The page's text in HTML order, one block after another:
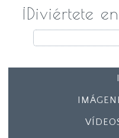
¡Diviértete